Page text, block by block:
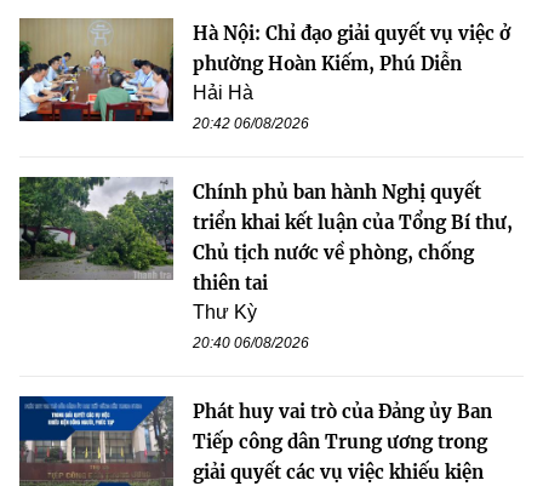
Hà Nội: Chỉ đạo giải quyết vụ việc ở
phường Hoàn Kiếm, Phú Diễn
Hải Hà
20:42 06/08/2026
Chính phủ ban hành Nghị quyết
triển khai kết luận của Tổng Bí thư,
Chủ tịch nước về phòng, chống
thiên tai
Thư Kỳ
20:40 06/08/2026
Phát huy vai trò của Đảng ủy Ban
Tiếp công dân Trung ương trong
giải quyết các vụ việc khiếu kiện